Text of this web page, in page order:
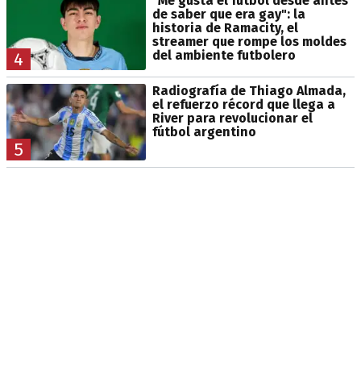
4
de saber que era gay": la
historia de Ramacity, el
streamer que rompe los moldes
del ambiente futbolero
5
Radiografía de Thiago Almada,
el refuerzo récord que llega a
River para revolucionar el
fútbol argentino